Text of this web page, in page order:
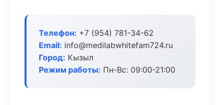
Телефон: +7 (954) 781-34-62
Email: info@medilabwhitefam724.ru
Город: Кызыл
Режим работы: Пн-Вс: 09:00-21:00